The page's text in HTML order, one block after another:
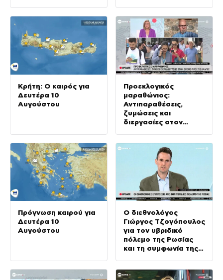
Αρχών
Κρήτη: Ο καιρός για
Δευτέρα 10
Αυγούστου
Προεκλογικός
μαραθώνιος:
Αντιπαραθέσεις,
ζυμώσεις και
διεργασίες στον
Πρόγνωση καιρού για
Δευτέρα 10
Αυγούστου
Ο διεθνολόγος
Γιώργος Τζογόπουλος
για τον υβριδικό
πόλεμο της Ρωσίας
και τη συμφωνία της